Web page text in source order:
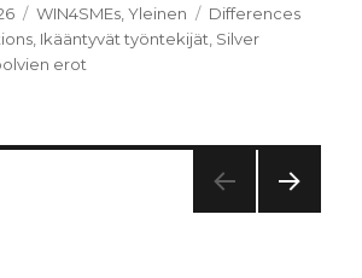
Kategoriat
WIN4SMEs ,Yleinen Avainsanat
Differences
Ikääntyvät työntekijät Silver
erot